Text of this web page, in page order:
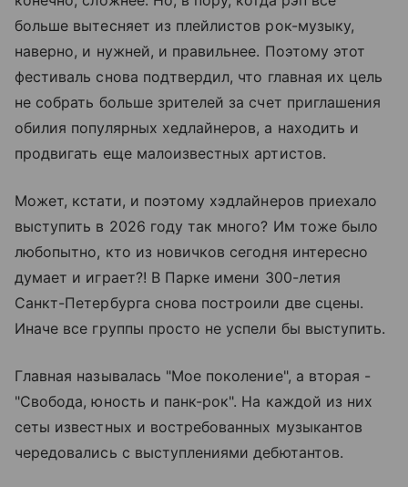
больше вытесняет из плейлистов рок-музыку,
наверно, и нужней, и правильнее. Поэтому этот
фестиваль снова подтвердил, что главная их цель
не собрать больше зрителей за счет приглашения
обилия популярных хедлайнеров, а находить и
продвигать еще малоизвестных артистов.
Может, кстати, и поэтому хэдлайнеров приехало
выступить в 2026 году так много? Им тоже было
любопытно, кто из новичков сегодня интересно
думает и играет?! В Парке имени 300-летия
Санкт-Петербурга снова построили две сцены.
Иначе все группы просто не успели бы выступить.
Главная называлась "Мое поколение", а вторая -
"Свобода, юность и панк-рок". На каждой из них
сеты известных и востребованных музыкантов
чередовались с выступлениями дебютантов.